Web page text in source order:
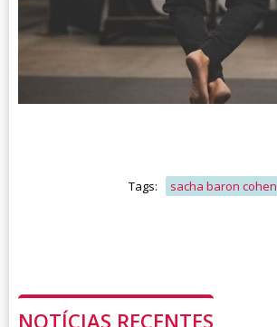
Tags: sacha baron cohen
NOTÍCIAS RECENTES